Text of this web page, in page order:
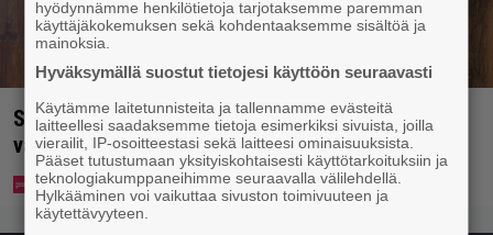
Syötkö perunoita näin? Tutkijat löysivät yhteyden
vakavaan kansansairauteen
hyödynnämme henkilötietoja tarjotaksemme paremman
käyttäjäkokemuksen sekä kohdentaaksemme sisältöä ja
mainoksia.
Hyväksymällä suostut tietojesi käyttöön seuraavasti
Käytämme laitetunnisteita ja tallennamme evästeitä
laitteellesi saadaksemme tietoja esimerkiksi sivuista, joilla
vierailit, IP-osoitteestasi sekä laitteesi ominaisuuksista.
Pääset tutustumaan yksityiskohtaisesti käyttötarkoituksiin ja
teknologiakumppaneihimme seuraavalla välilehdellä.
Hylkääminen voi vaikuttaa sivuston toimivuuteen ja
käytettävyyteen.